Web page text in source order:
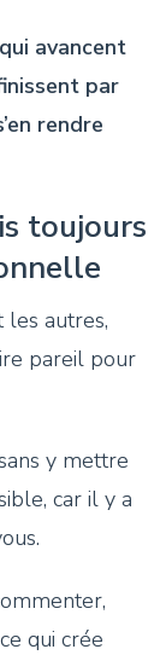
avancent
par
rendre
toujours
autres,
pareil pour
y mettre
car il y a
qui crée